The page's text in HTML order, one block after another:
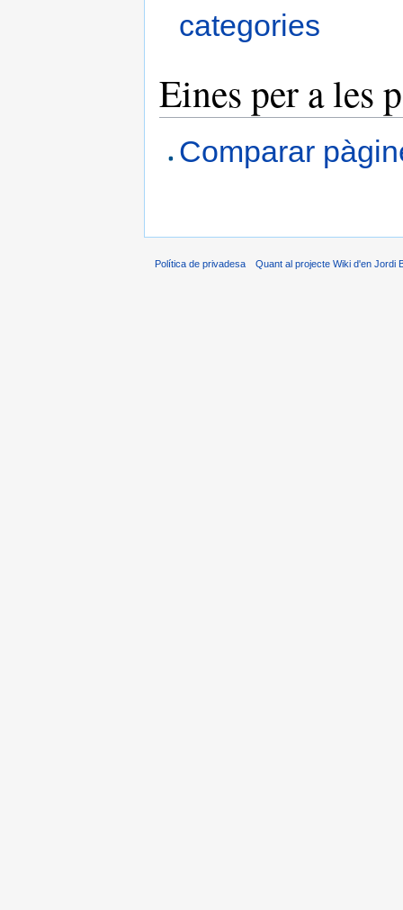
categories
Eines per a les
Comparar
Política de privadesa Quant al projecte Wiki d'en Jordi